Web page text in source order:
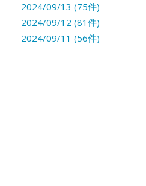
2024/09/13 (75件)
2024/09/12 (81件)
2024/09/11 (56件)